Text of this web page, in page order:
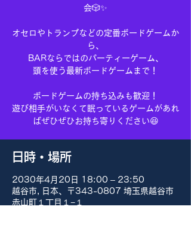
会🎲✨
オセロやトランプなどの定番ボードゲームか
ら、
BARならではのパーティーゲーム、
頭を使う最新ボードゲームまで！
ボードゲームの持ち込みも歓迎！
遊び相手がいなくて眠っているゲームがあれ
ばぜひぜひお持ち寄りください😆
日時・場所
2030年4月20日 18:00 – 23:50
越谷市, 日本、〒343-0807 埼玉県越谷市
赤山町１丁目１−１